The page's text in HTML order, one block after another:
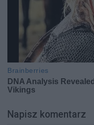
Napisz komentarz